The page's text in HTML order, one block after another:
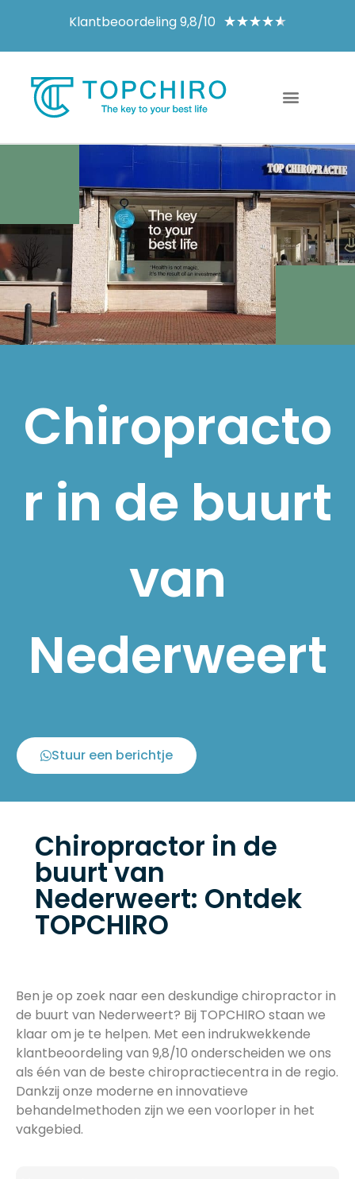
Klantbeoordeling 9,8/10 ★★★★★
Chiropracto
r in de buurt
van
Nederweert
Stuur een berichtje
Chiropractor in de
buurt van
Nederweert: Ontdek
TOPCHIRO
Ben je op zoek naar een deskundige chiropractor in
de buurt van Nederweert? Bij TOPCHIRO staan we
klaar om je te helpen. Met een indrukwekkende
klantbeoordeling van 9,8/10 onderscheiden we ons
als één van de beste chiropractiecentra in de regio.
Dankzij onze moderne en innovatieve
behandelmethoden zijn we een voorloper in het
vakgebied.